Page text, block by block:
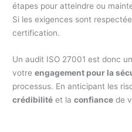
étapes pour atteindre ou
Si les exigences sont
certification.
Un audit ISO 27001 est donc
votreengagement pour la
processus. En anticipant les
crédibilité et laconfiance de